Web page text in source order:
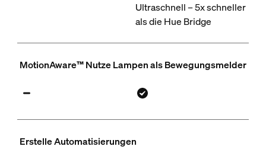
Ultraschnell – 5x schneller
als die Hue Bridge
MotionAware™ Nutze Lampen als Bewegungsmelder
Erstelle Automatisierungen